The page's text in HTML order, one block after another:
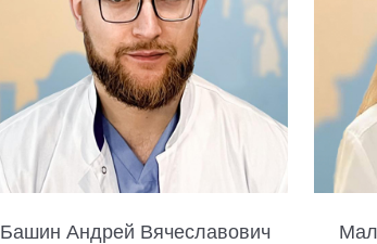
Башин Андрей Вячеславович